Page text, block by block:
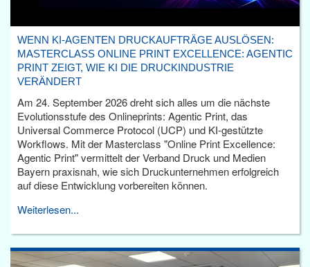
WENN KI-AGENTEN DRUCKAUFTRÄGE AUSLÖSEN:
MASTERCLASS ONLINE PRINT EXCELLENCE: AGENTIC
PRINT ZEIGT, WIE KI DIE DRUCKINDUSTRIE
VERÄNDERT
Am 24. September 2026 dreht sich alles um die nächste
Evolutionsstufe des Onlineprints: Agentic Print, das
Universal Commerce Protocol (UCP) und KI-gestützte
Workflows. Mit der Masterclass "Online Print Excellence:
Agentic Print" vermittelt der Verband Druck und Medien
Bayern praxisnah, wie sich Druckunternehmen erfolgreich
auf diese Entwicklung vorbereiten können.
Weiterlesen...